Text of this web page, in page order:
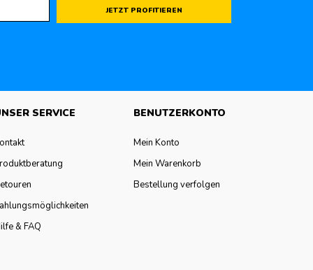
JETZT PROFITIEREN
SERVICE
& FAQ
BENUTZERKONTO
Mein Konto
Mein Warenkorb
Bestellung verfolgen